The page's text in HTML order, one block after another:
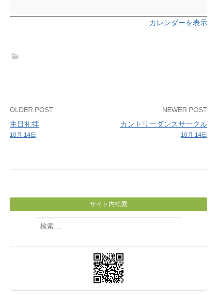
聖
カレンダーを表示
Post
navigation
OLDER POST
主日礼拝
10月 14日
NEWER POST
カントリーダンスサークル
10月 14日
サイト内検索
検
索: